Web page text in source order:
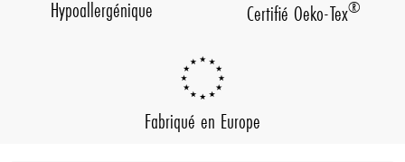
Hypoallergénique Certifié Oeko-Tex®
Fabriqué en Europe